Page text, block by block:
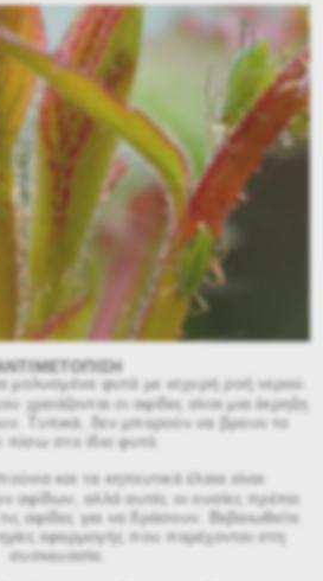
μολυσμένα φυτά με ισχυρή ροή νερού.
οι αφίδες είναι μια έκρηξη
Τυπικά, δεν μπορούν να βρουν το
πίσω στο ίδιο φυτό.
και τα κηπευτικά έλαια είναι
αφίδων, αλλά αυτές οι ουσίες πρέπει
αφίδες για να δράσουν. Βεβαιωθείτε
εφαρμογής που παρέχονται στη
συσκευασία.